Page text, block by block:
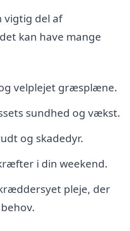
vigtig del af
kan have mange
velplejet græsplæne.
sundhed og vækst.
og skadedyr.
i din weekend.
pleje, der